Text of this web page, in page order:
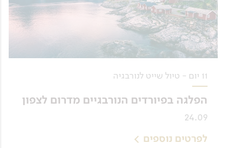
11 יום - טיול שייט לנורבגיה
הפלגה בפיורדים הנורבגיים מדרום לצפון
24.09
לפרטים נוספים